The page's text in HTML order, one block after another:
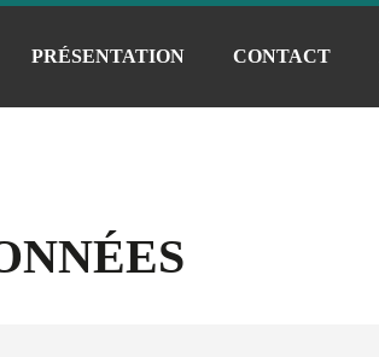
PRÉSENTATION CONTACT